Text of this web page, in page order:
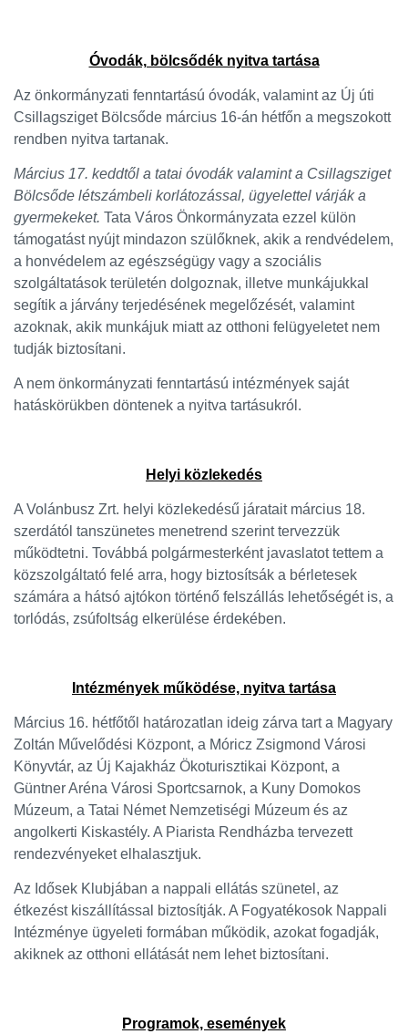
Óvodák, bölcsődék nyitva tartása
Az önkormányzati fenntartású óvodák, valamint az Új úti
Csillagsziget Bölcsőde március 16-án hétfőn a megszokott
rendben nyitva tartanak.
Március 17. keddtől a tatai óvodák valamint a Csillagsziget
Bölcsőde létszámbeli korlátozással, ügyelettel várják a
gyermekeket. Tata Város Önkormányzata ezzel külön
támogatást nyújt mindazon szülőknek, akik a rendvédelem,
a honvédelem az egészségügy vagy a szociális
szolgáltatások területén dolgoznak, illetve munkájukkal
segítik a járvány terjedésének megelőzését, valamint
azoknak, akik munkájuk miatt az otthoni felügyeletet nem
tudják biztosítani.
A nem önkormányzati fenntartású intézmények saját
hatáskörükben döntenek a nyitva tartásukról.
Helyi közlekedés
A Volánbusz Zrt. helyi közlekedésű járatait március 18.
szerdától tanszünetes menetrend szerint tervezzük
működtetni. Továbbá polgármesterként javaslatot tettem a
közszolgáltató felé arra, hogy biztosítsák a bérletesek
számára a hátsó ajtókon történő felszállás lehetőségét is, a
torlódás, zsúfoltság elkerülése érdekében.
Intézmények működése, nyitva tartása
Március 16. hétfőtől határozatlan ideig zárva tart a Magyary
Zoltán Művelődési Központ, a Móricz Zsigmond Városi
Könyvtár, az Új Kajakház Ökoturisztikai Központ, a
Güntner Aréna Városi Sportcsarnok, a Kuny Domokos
Múzeum, a Tatai Német Nemzetiségi Múzeum és az
angolkerti Kiskastély. A Piarista Rendházba tervezett
rendezvényeket elhalasztjuk.
Az Idősek Klubjában a nappali ellátás szünetel, az
étkezést kiszállítással biztosítják. A Fogyatékosok Nappali
Intézménye ügyeleti formában működik, azokat fogadják,
akiknek az otthoni ellátását nem lehet biztosítani.
Programok, események